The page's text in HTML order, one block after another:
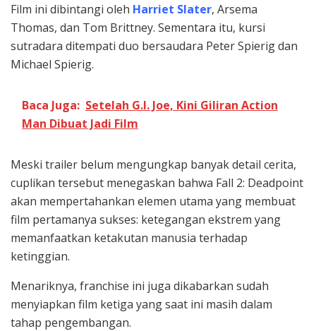
Film ini dibintangi oleh Harriet Slater, Arsema
Thomas, dan Tom Brittney. Sementara itu, kursi
sutradara ditempati duo bersaudara Peter Spierig dan
Michael Spierig.
Baca Juga: Setelah G.I. Joe, Kini Giliran Action
Man Dibuat Jadi Film
Meski trailer belum mengungkap banyak detail cerita,
cuplikan tersebut menegaskan bahwa Fall 2: Deadpoint
akan mempertahankan elemen utama yang membuat
film pertamanya sukses: ketegangan ekstrem yang
memanfaatkan ketakutan manusia terhadap
ketinggian.
Menariknya, franchise ini juga dikabarkan sudah
menyiapkan film ketiga yang saat ini masih dalam
tahap pengembangan.